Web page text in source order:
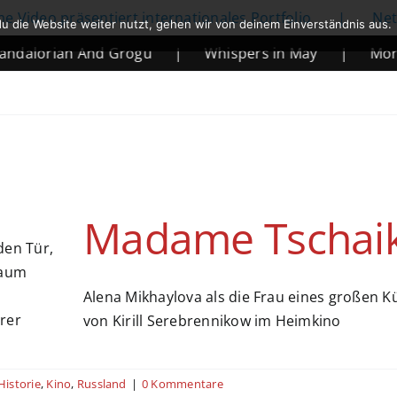
präsentiert internationales Portfolio | Netflix
And Grogu | Whispers in May |
Mortal
Madame
Alena Mikhaylova als die Frau eines großen
von Kirill Serebrennikow im Heimkino
, Kino, Russland | 0 Kommentare
die Website weiter nutzt, gehen wir von deinem Einverständnis aus.